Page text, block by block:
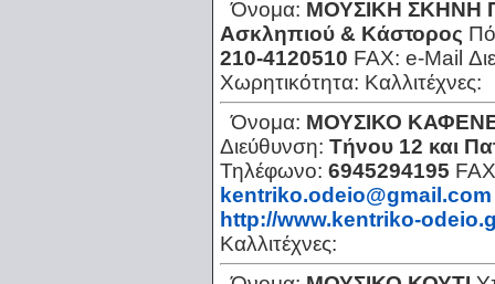
Όνομα: ΜΟΥΣΙΚΗ ΣΚΗΝΗ
Ασκληπιού & Κάστορος
210-4120510 FAX: e-Mail
Χωρητικότητα: Καλλιτέχνες:
Όνομα: ΜΟΥΣΙΚΟ
Διεύθυνση: Τήνου 12 και
Τηλέφωνο: 6945294195
kentriko.odeio@gmail.com
http://www.kentriko-
Καλλιτέχνες: